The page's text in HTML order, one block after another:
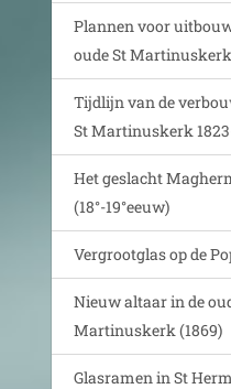
Plannen voor
oude St
Tijdlijn van de
St Martinuskerk
Het geslacht
(18°-19°eeuw)
Vergrootglas op de
Nieuw altaar in de
Martinuskerk (1869)
Glasramen in St